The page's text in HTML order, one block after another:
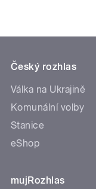
Český rozhlas
Válka na Ukrajině
Komunální volby
Stanice
eShop
mujRozhlas